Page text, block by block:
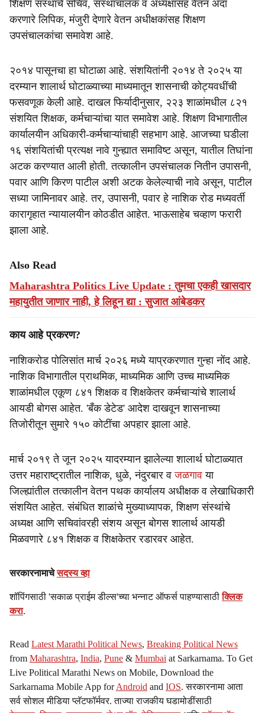
शिक्षण संस्थांचे सचिव, संस्थाचालक व अध्यक्षांसह वेतन अदा
करणारे लिपिक, मंजुरी देणारे वेतन अधीक्षकांसह शिक्षण
उपसंचालकांचा समावेश आहे.
२०१४ पासूनचा हा घोटाळा आहे. संशयितांनी २०१४ ते २०२५ या
दरम्यान शालार्थ घोटाळ्याच्या माध्यमातून शासनाची कोट्यवधींची
फसवणूक केली आहे. दाखल फिर्यादीनुसार, २२३ शाळांमधील ८२१
संशयित शिक्षक, कर्मचाऱ्यांचा यात समावेश आहे. शिक्षण विभागातील
कार्यालयीन अधिकारी-कर्मचाऱ्यांचाही सहभाग आहे. आजच्या घडीला
१६ संशयितांची प्रत्यक्ष नावे गुन्ह्यात समाविष्ट असून, यातील तिघांना
अटक करण्यात आली होती. तत्कालीन उपसंचालक नितीन उपासनी,
पवार आणि किरण पाटील अशी अटक केलेल्याची नावे असून, पाटील
सध्या जामिनावर आहे. तर, उपासनी, पवार हे नाशिक रोड मध्यवर्ती
कारागृहात न्यायालयीन कोठडीत आहेत. भाऊसाहेब चव्हाण फरारी
झाला आहे.
Also Read
Maharashtra Politics Live Update : तुमचा एकही खासदार
महायुतीत जाणार नाही, हे लिहून द्या : सुजात आंबेडकर
काय आहे प्रकरण?
नाशिकरोड पोलिसांत मार्च २०२६ मध्ये याप्रकरणात गुन्हा नोंद आहे.
नाशिक विभागातील प्राथमिक, माध्यमिक आणि उच्च माध्यमिक
शाळांमधील एकूण ८४१ शिक्षक व शिक्षकेतर कर्मचाऱ्यांचे शालार्थ
आयडी बोगस आहेत. 'बँक डेटेड' आदेश दाखवून शासनाच्या
तिजोरीतून सुमारे १५० कोटींचा अपहार झाला आहे.
मार्च २०१९ ते जून २०२५ यादरम्यान झालेल्या शालार्थ घोटाळ्यात
उत्तर महाराष्ट्रातील नाशिक, धुळे, नंदुरबार वजळगावया
जिल्ह्यांतील तत्कालीन वेतन पथक कार्यालय अधीक्षक व लेखाधिकारी
संशयित आहेत. संबंधित शाळांचे मुख्याध्यापक, शिक्षण संस्थांचे
अध्यक्ष आणि सचिवांवरही संशय असून बोगस शालार्थ आयडी
मिळवणारे ८४१ शिक्षक व शिक्षकेतर रडारवर आहेत.
सरकारनामाचेसदस्य व्हा
शॉपिंगसाठी 'सकाळ प्राईम डील्स'च्या भन्नाट ऑफर्स पाहण्यासाठीक्लिक
करा.
Read Latest Marathi Political News, Breaking Political News
from Maharashtra, India, Pune & Mumbai at Sarkarnama. To Get
Live Political Marathi News on Mobile, Download the
Sarkarnama Mobile App forAndroid and IOS. सरकारनामा आता
सर्व सोशल मीडिया प्लॅटफॉर्मवर. ताज्या राजकीय घडामोडींसाठी